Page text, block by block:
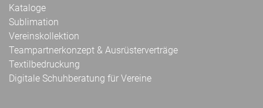
Kataloge
Sublimation
Vereinskollektion
Teampartnerkonzept & Ausrüsterverträge
Textilbedruckung
Digitale Schuhberatung für Vereine